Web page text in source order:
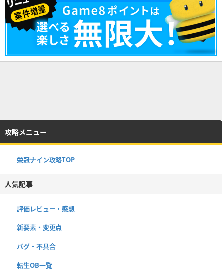
攻略メニュー
栄冠ナイン攻略TOP
人気記事
評価レビュー・感想
新要素・変更点
バグ・不具合
転生OB一覧